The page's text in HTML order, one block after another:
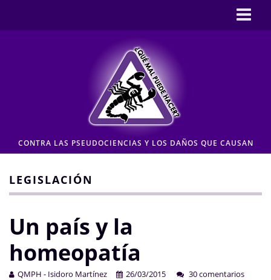
Pseudociencia en medios
Pseudociencia institucional
CONTACTO
Moderación de comentarios
Aviso legal y Política de privacidad
CONTRA LAS PSEUDOCIENCIAS Y LOS DAÑOS QUE CAUSAN
LEGISLACIÓN
Un país y la
homeopatía
QMPH - Isidoro Martínez 26/03/2015 30 comentarios